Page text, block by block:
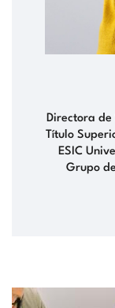
Directora de
Título
ESIC
Grupo